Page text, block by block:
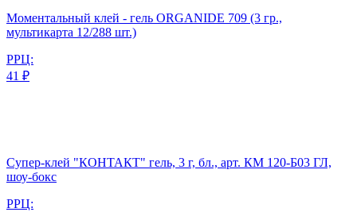
Моментальный клей - гель ORGANIDE 709 (3 гр.,
мультикарта 12/288 шт.)
РРЦ:
41 ₽
Супер-клей "КОНТАКТ" гель, 3 г, бл., арт. КМ 120-Б03 ГЛ,
шоу-бокс
РРЦ: